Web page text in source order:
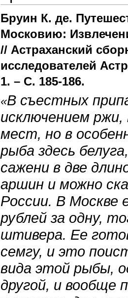
Бруин К. де.
Московию:
// Астраханский
исследователей
1. – С. 185-186.
«В съестных
исключением ржи,
мест, но в
рыба здесь
сажени в две
аршин и можно
России. В Москве
рублей за одну,
штивера. Ее
семгу, и это
вида этой рыбы,
другой, и вообще